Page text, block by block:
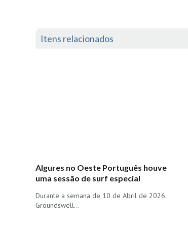
Itens relacionados
Algures no Oeste Português houve
uma sessão de surf especial
Durante a semana de 10 de Abril de 2026.
Groundswell…